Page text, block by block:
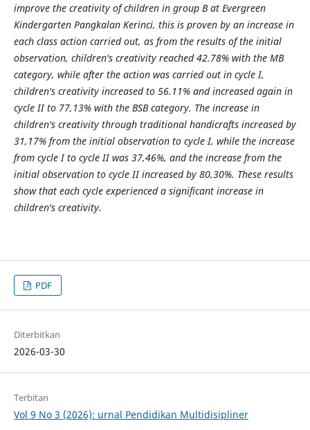
improve the creativity of children in group B at Evergreen
Kindergarten Pangkalan Kerinci, this is proven by an increase in
each class action carried out, as from the results of the initial
observation, children's creativity reached 42.78% with the MB
category, while after the action was carried out in cycle I,
children's creativity increased to 56.11% and increased again in
cycle II to 77,13% with the BSB category. The increase in
children's creativity through traditional handicrafts increased by
31,17% from the initial observation to cycle I, while the increase
from cycle I to cycle II was 37,46%, and the increase from the
initial observation to cycle II increased by 80,30%. These results
show that each cycle experienced a significant increase in
children's creativity.
PDF
Diterbitkan
2026-03-30
Terbitan
Vol 9 No 3 (2026): urnal Pendidikan Multidisipliner